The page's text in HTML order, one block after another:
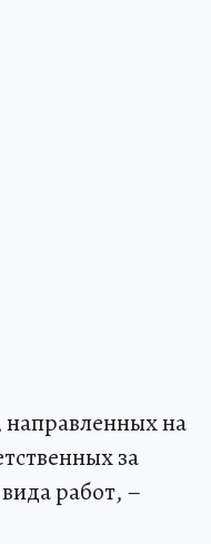
на
за
работ, –